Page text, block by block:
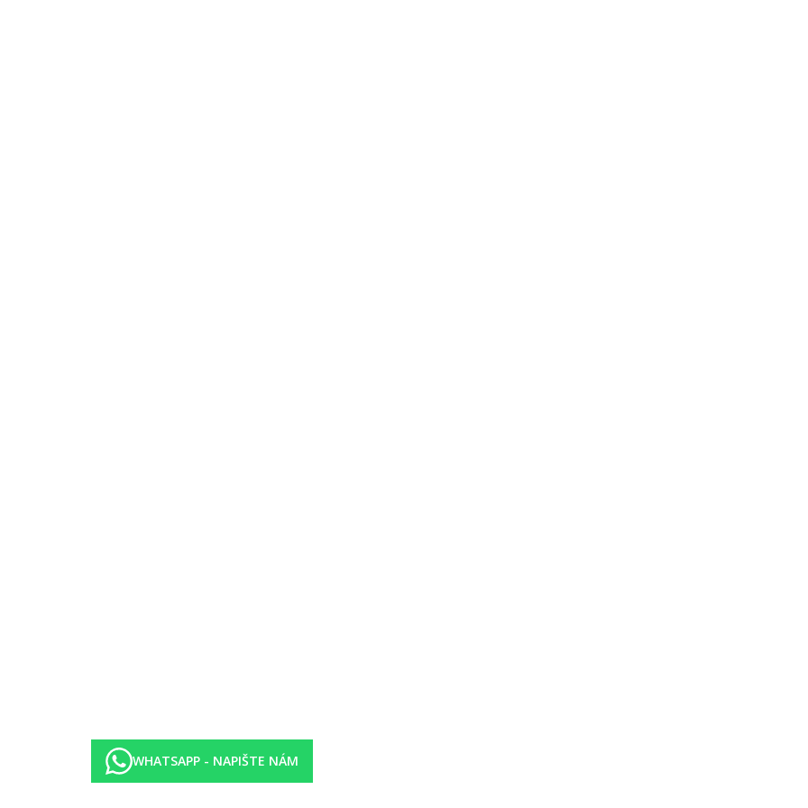
pohovkou, kuchyňský kout (mikrovlnná trouba), oddělená ložnice, TV/sat. za poplatek, balkon nebo terasa.
1,8 km. Písečná pláž Puerto Rico s pozvolným vstupem do moře je vzdálena cca 2,8 km. Lehátka a slunečníky na pláži za poplatek.
platit kartou).
WHATSAPP - NAPIŠTE NÁM